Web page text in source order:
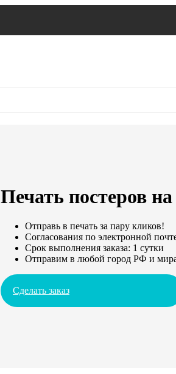
Печать постеров
Отправь в печать за пару кликов!
Согласования по электронной
Срок выполнения заказа: 1 сутки
Отправим в любой город РФ и
Сделать заказ